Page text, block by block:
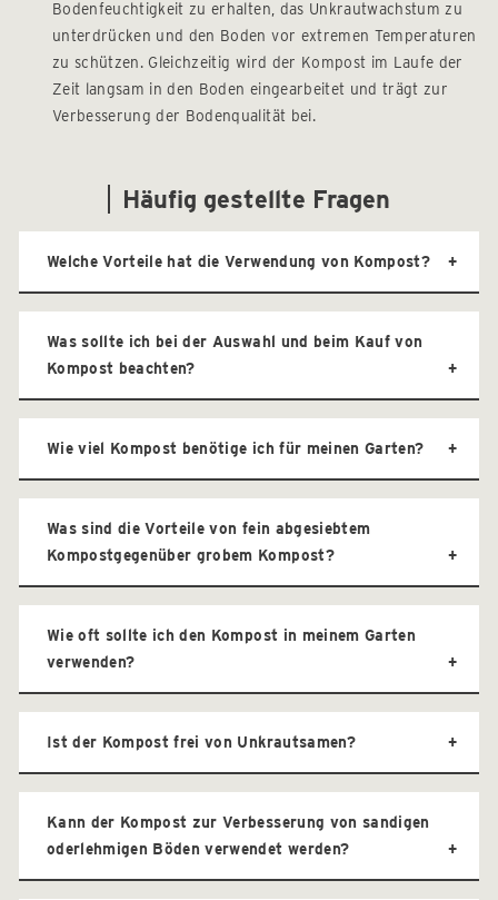
Bodenfeuchtigkeit zu erhalten, das Unkrautwachstum zu
unterdrücken und den Boden vor extremen Temperaturen
zu schützen. Gleichzeitig wird der Kompost im Laufe der
Zeit langsam in den Boden eingearbeitet und trägt zur
Verbesserung der Bodenqualität bei.
Häufig gestellte Fragen
Welche Vorteile hat die Verwendung von Kompost?
Was sollte ich bei der Auswahl und beim Kauf von
Kompost beachten?
Wie viel Kompost benötige ich für meinen Garten?
Was sind die Vorteile von fein abgesiebtem
Kompostgegenüber grobem Kompost?
Wie oft sollte ich den Kompost in meinem Garten
verwenden?
Ist der Kompost frei von Unkrautsamen?
Kann der Kompost zur Verbesserung von sandigen
oderlehmigen Böden verwendet werden?